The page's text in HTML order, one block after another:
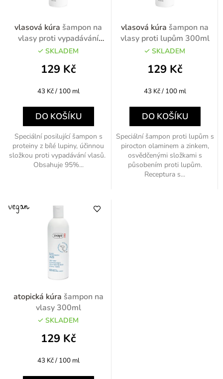
vlasová kúra šampon na
vlasy proti vypadávání
vlasů 300ml
SKLADEM
129 Kč
Měrná
43 Kč / 100 ml
DO KOŠÍKU
Speciální posilující šampon s
proteiny z bílé lupiny, účinnou
složkou proti vypadávání vlasů.
Obsahuje 95%...
vlasová kúra šampon na
vlasy proti lupům 300ml
SKLADEM
129 Kč
Měrná
43 Kč / 100 ml
DO KOŠÍKU
Speciální šampon proti lupům s
pirocton olaminem a zinkem,
osvědčenými složkami s
působením proti lupům.
Receptura s...
atopická kúra šampon na
vlasy 300ml
SKLADEM
129 Kč
Měrná
43 Kč / 100 ml